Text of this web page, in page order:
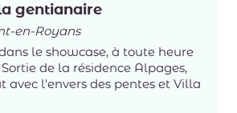
gentianaire
en-Royans
le showcase, à toute heure
Sortie de la résidence Alpages,
avec l'envers des pentes et Villa